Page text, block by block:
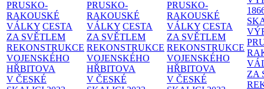
PRUSKO-
RAKOUSKÉ
VÁLKY CESTA
ZA SVĚTLEM
REKONSTRUKCE
VOJENSKÉHO
HŘBITOVA
V ČESKÉ
PRUSKO-
RAKOUSKÉ
VÁLKY CESTA
ZA SVĚTLEM
REKONSTRUKCE
VOJENSKÉHO
HŘBITOVA
V ČESKÉ
PRUSKO-
RAKOUSKÉ
VÁLKY CESTA
ZA SVĚTLEM
REKONSTRUKCE
VOJENSKÉHO
HŘBITOVA
V ČESKÉ
ZA